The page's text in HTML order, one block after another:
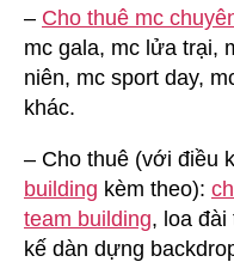
– Cho thuê mc
mc gala, mc lửa trại,
niên, mc sport day,
khác.
– Cho thuê (với điều
building kèm theo):
team building, loa
kế dàn dựng